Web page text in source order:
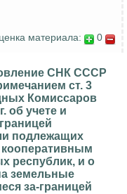
материала: 0
СНК СССР
ст. 3
Комиссаров
об учете и
подлежащих
кооперативным
республик, и о
земельные
за-границей